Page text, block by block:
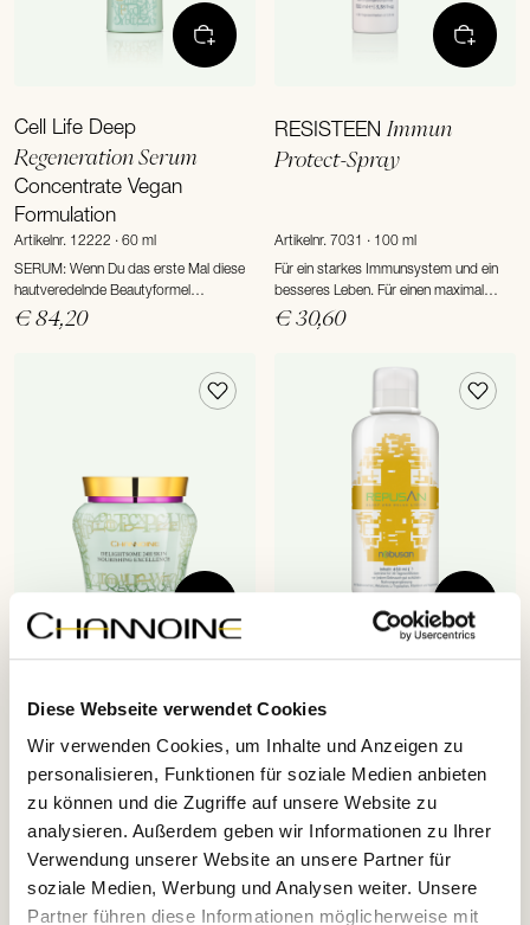
Diese Webseite verwendet Cookies
Wir verwenden Cookies, um Inhalte und Anzeigen zu
personalisieren, Funktionen für soziale Medien anbieten
zu können und die Zugriffe auf unsere Website zu
analysieren. Außerdem geben wir Informationen zu Ihrer
Verwendung unserer Website an unsere Partner für
soziale Medien, Werbung und Analysen weiter. Unsere
Partner führen diese Informationen möglicherweise mit
Cell Life Deep
Regeneration Serum
Concentrate Vegan
Formulation
Artikelnr. 12222 · 60 ml
SERUM: Wenn Du das erste Mal diese
hautveredelnde Beautyformel
aufgetragen hast, weisst Du, dass Du
noch nie etwas Vergleichbares gefühlt
Schon bald siehst Du auch, wie sich
€ 84,20
RESISTEEN Immun
Protect-Spray
Artikelnr. 7031 · 100 ml
Für ein starkes Immunsystem und ein
besseres Leben. Für einen maximal
unkomplizierten Vitalstoff-Boost haben
wir RESISTEEN entwickelt: einen
Ingredienzen aus der Natur.
€ 30,60
Delightsome
Artikelnr. 12227 · 60 ml
24-STUNDEN GESICHTSCREME:
Dieses Kosmetikum verbindet in seiner
berührend seidigen Textur hochaktive
regenerierenden Tiefenmoisturizern,
speziellen Probiotik-Additiven und
einem wertvollen Hanf-Stammzellen-
€ 74,10
REPUSAN
Artikelnr. 7029 · 450 ml
Vertraue auf REPUSAN – die hilfreiche
Nerven- und Einschlafnahrung.
Wissenschaftlich ist es längst belegt,
Ernährung ein Profil ausgewählter Vital-
und Pflanzenstoffe unsere nervliche
Substanz, besonders aber ...
€ 54,00